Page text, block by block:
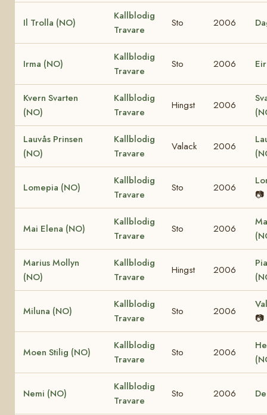
Il Trolla (NO)
Kallblodig
Travare
Sto 2006
Irma (NO)
Kallblodig
Travare
Sto 2006
Kvern Svarten
(NO)
Kallblodig
Travare
Hingst 2006
Lauvås Prinsen
(NO)
Kallblodig
Travare
Valack 2006
Lomepia (NO)
Kallblodig
Travare
Sto 2006
📷
Mai Elena (NO)
Kallblodig
Travare
Sto 2006
Marius Mollyn
(NO)
Kallblodig
Travare
Hingst 2006
Miluna (NO)
Kallblodig
Travare
Sto 2006
📷
Moen Stilig (NO)
Kallblodig
Travare
Sto 2006
Nemi (NO)
Kallblodig
Travare
Sto 2006